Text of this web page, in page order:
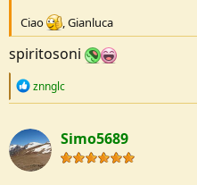
Ciao
, Gianluca
spiritosoni
R
c
t
i
o
znnglc
Simo5689